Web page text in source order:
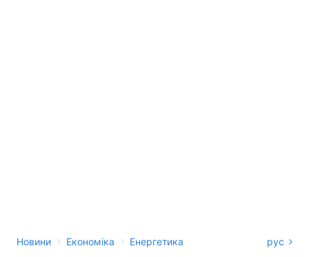
Новини › Економіка › Енергетика рус